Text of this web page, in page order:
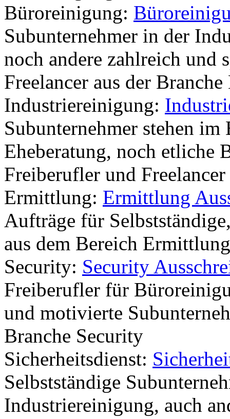
Büroreinigung:
Subunternehmer in der
noch andere zahlreich und
Freelancer aus der
Industriereinigung:
Subunternehmer stehen im
Eheberatung, noch etliche
Freiberufler und
Ermittlung: Ermittlung
Aufträge für
aus dem Bereich
Security: Security
Freiberufler für
und motivierte
Branche Security
Sicherheitsdienst:
Selbstständige
Industriereinigung, auch